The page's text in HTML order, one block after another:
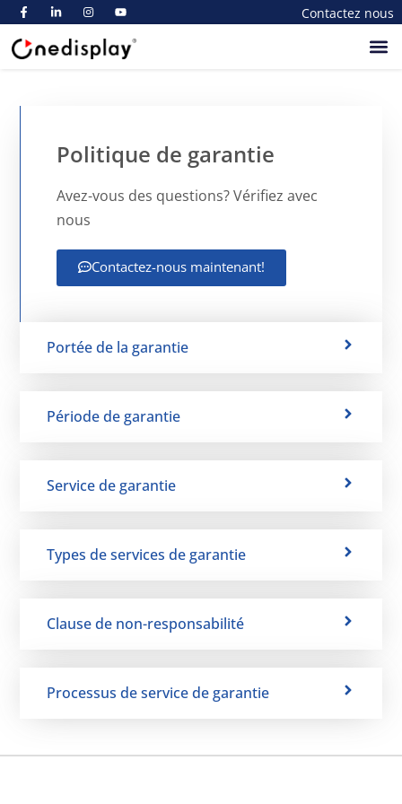
Contactez nous
Politique de garantie
Avez-vous des questions? Vérifiez avec
nous
Contactez-nous maintenant!
Portée de la garantie
Période de garantie
Service de garantie
Types de services de garantie
Clause de non-responsabilité
Processus de service de garantie